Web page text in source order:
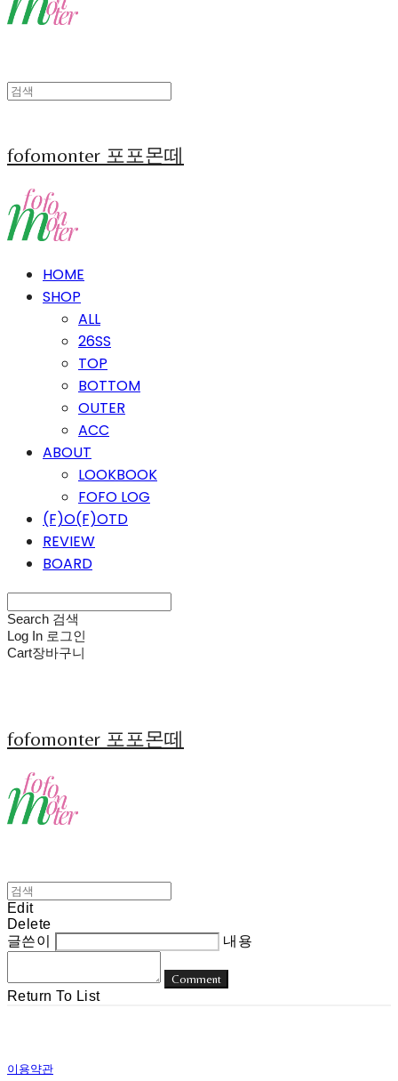
fofomonter 포포몬떼
HOME
SHOP
ALL
26SS
TOP
BOTTOM
OUTER
ACC
ABOUT
LOOKBOOK
FOFO LOG
(F)O(F)OTD
REVIEW
BOARD
Search 검색
Log In 로그인
Cart장바구니
fofomonter 포포몬떼
Edit
Delete
글쓴이
내용
Comment
Return To List
이용약관